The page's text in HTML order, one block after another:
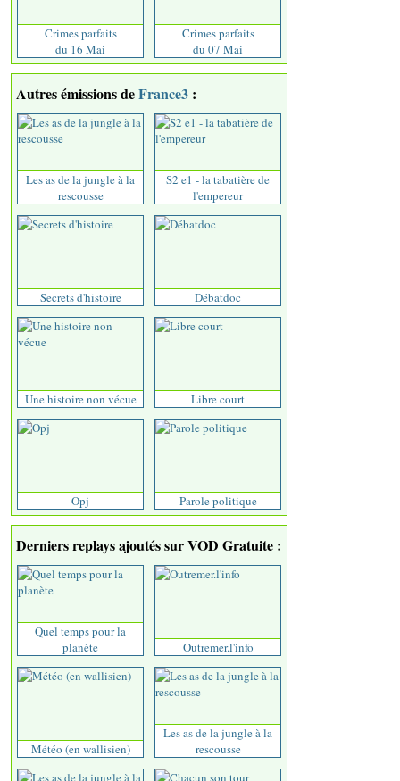
Crimes parfaits
du 16 Mai
Crimes parfaits
du 07 Mai
Autres émissions deFrance3 :
Les as de la jungle à la
rescousse
S2 e1 - la tabatière de
l'empereur
Secrets d'histoire Débatdoc
Une histoire non vécue Libre court
Opj Parole politique
Derniers replays ajoutés sur VOD Gratuite :
Quel temps pour la
planète
Outremer.l'info
Météo (en wallisien)
Les as de la jungle à la
rescousse